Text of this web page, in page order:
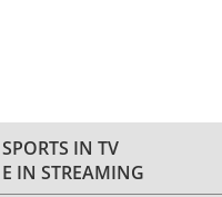
SPORTS IN TV
E IN STREAMING